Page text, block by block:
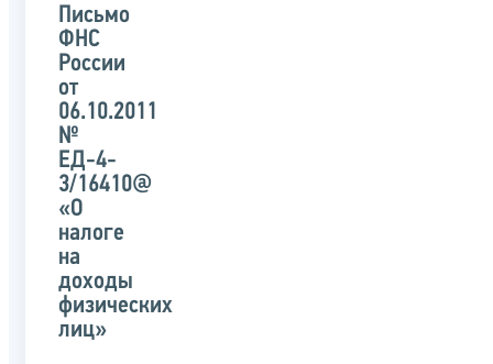
органом
указанного
письма
Письмо
ФНС
России
от
06.10.2011
№
ЕД-4-
3/16410@
«О
налоге
на
доходы
физических
лиц»